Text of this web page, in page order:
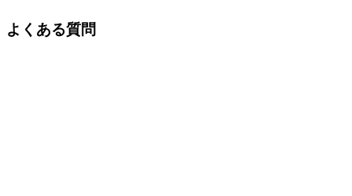
よくある質問